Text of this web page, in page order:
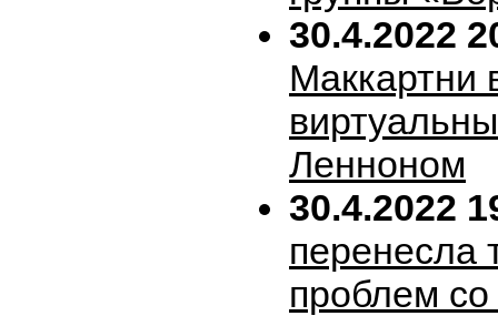
30.4.2022
Маккартни
Ленноном
30.4.2022
перенесла
проблем